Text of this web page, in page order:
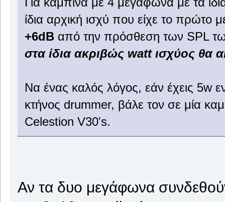
ίδια αρχική ισχύ που είχε το πρώτο
+6dBαπό την πρόσθεση των SPL
στα ίδια ακριβώς watt ισχύος θα
Να ένας καλός λόγος, εάν έχεις 5w
κτήνος drummer, βάλε τον σε μία
Celestion V30's.
Αν τα δυο μεγάφωνα